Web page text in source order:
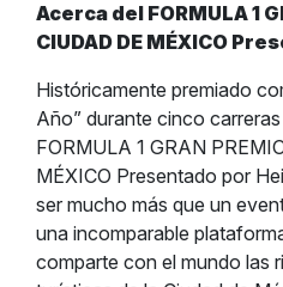
Acerca del FORMULA 1
CIUDAD DE MÉXICO
Históricamente premiado
Año” durante cinco
FORMULA 1 GRAN
MÉXICO Presentado por
ser mucho más que un
una incomparable
comparte con el mundo las